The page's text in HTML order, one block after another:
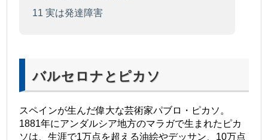
11 実は発達障害
バルセロナとピカソ
スペインが生んだ偉大な芸術家パブロ・ピカソ。
1881年にアンダルシア地方のマラガで生まれたピカ
ソは、生涯で1万点を超える油絵やデッサン、10万点